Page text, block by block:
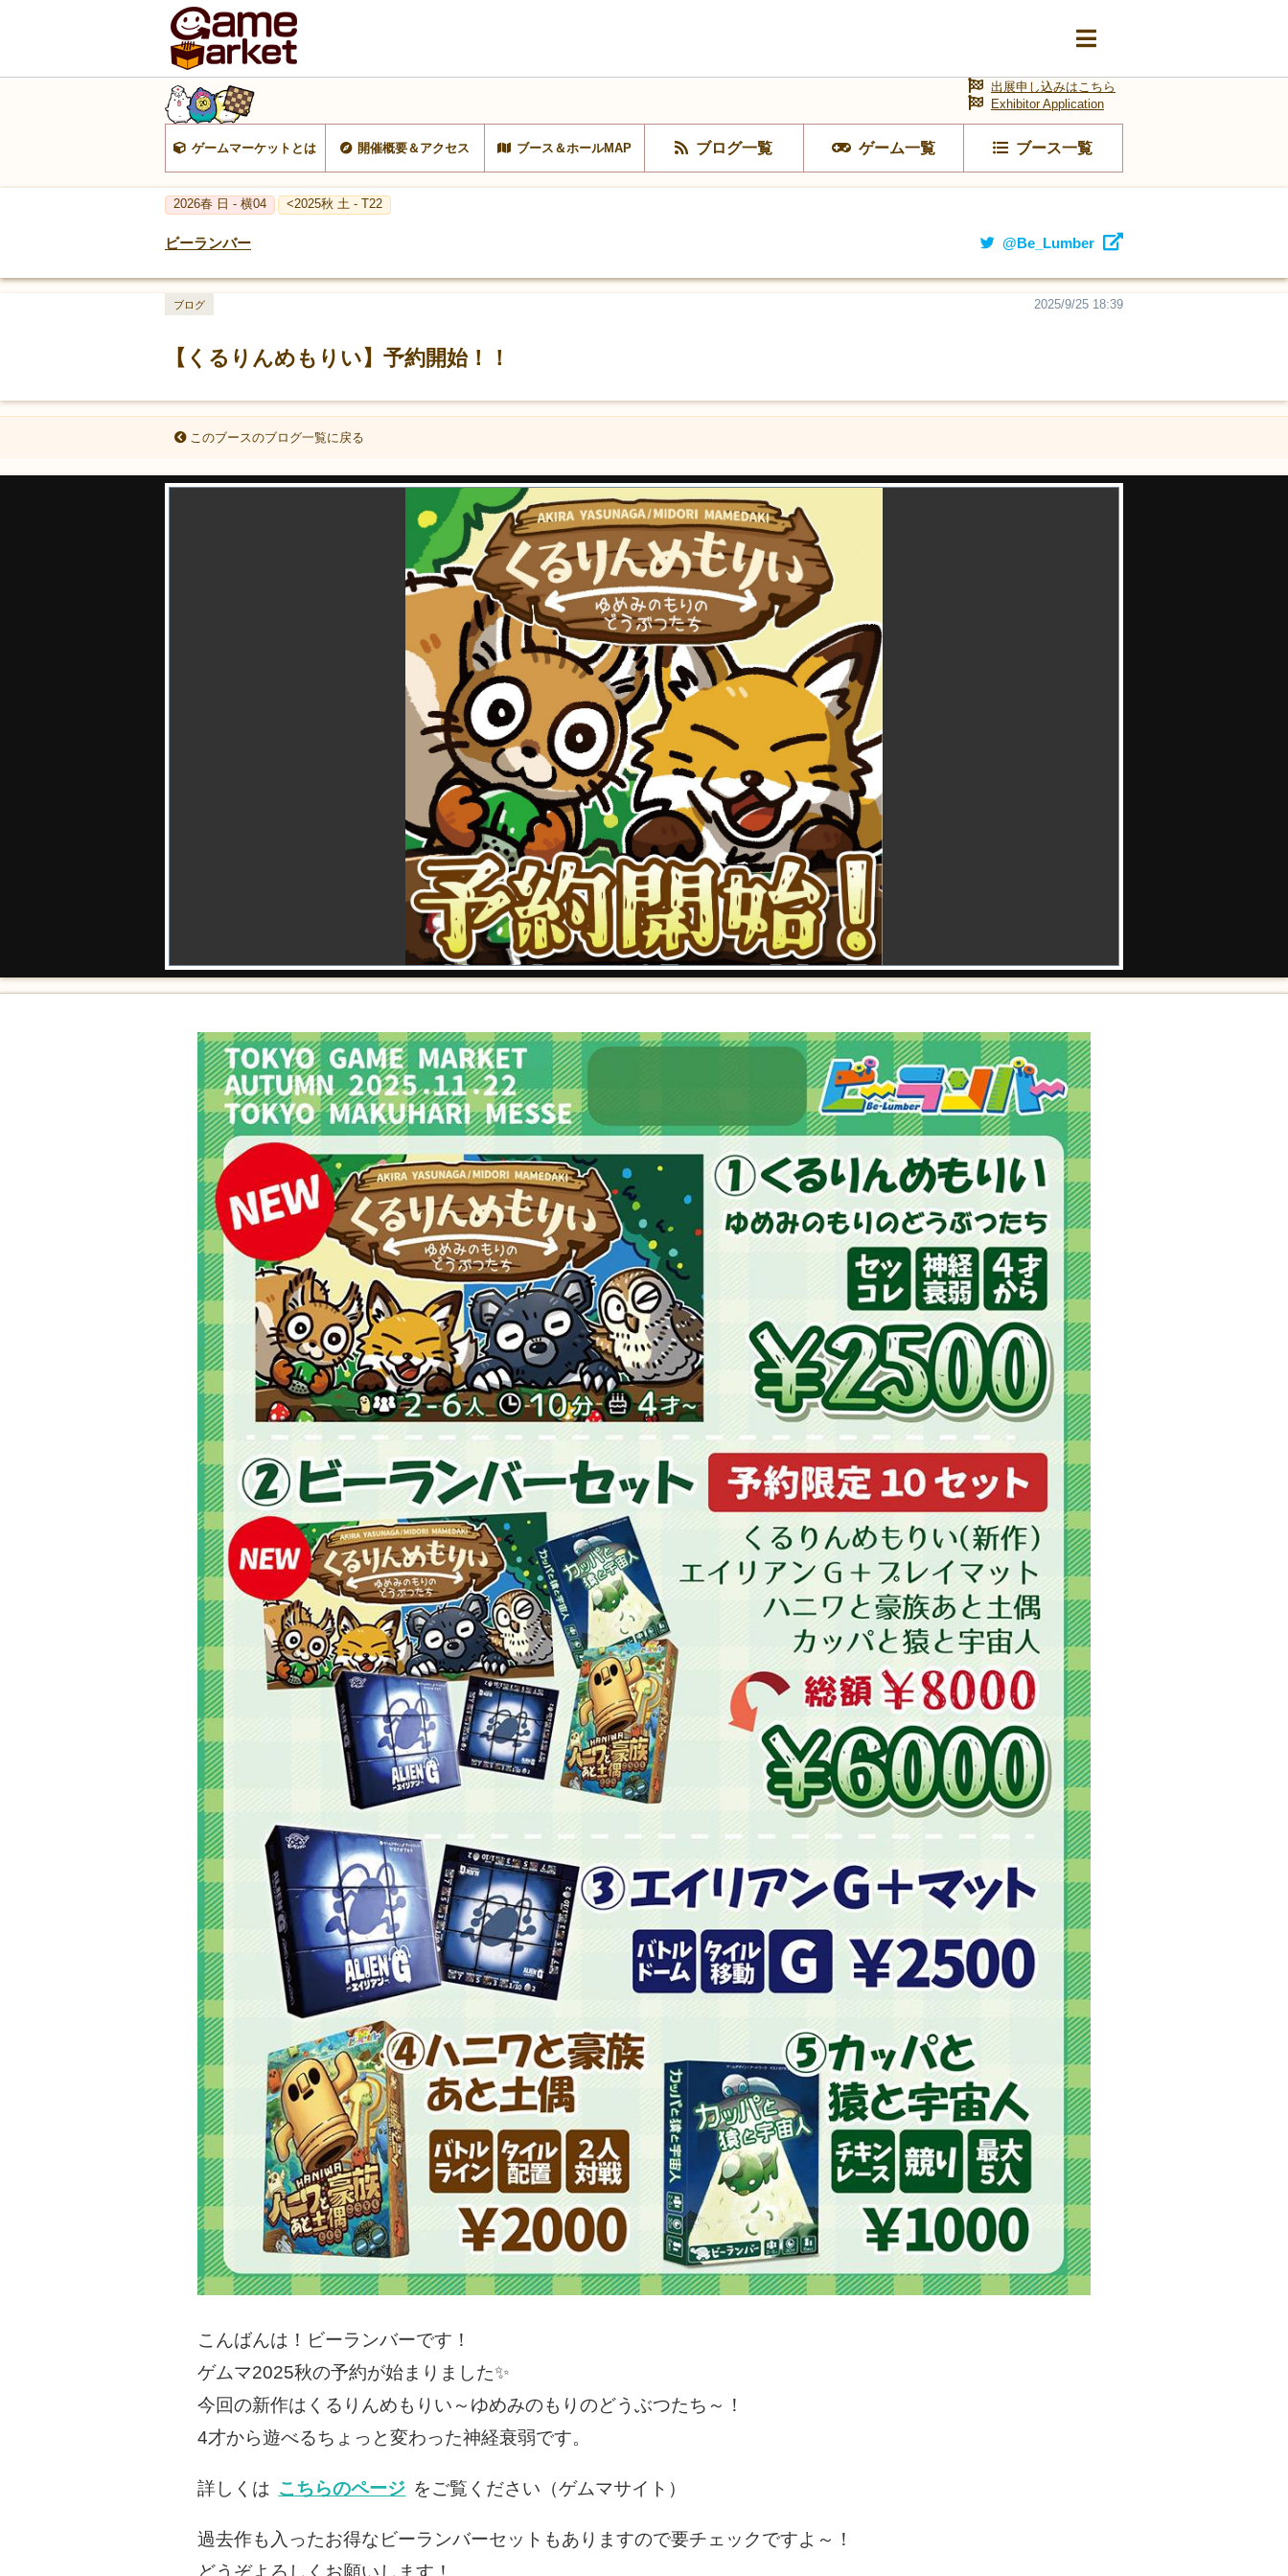
ゲームマーケットとは 開催概要＆アクセス ブース＆ホールMAP ブログ一覧 ゲーム一覧 ブース一覧
出展申し込みはこちら
Exhibitor Application
2026春 日 - 横04 <2025秋 土 - T22
ビーランバー @Be_Lumber
【くるりんめもりい】予約開始！！
2025/9/25 18:39
ブログ
このブースのブログ一覧に戻る
こんばんは！ビーランバーです！
ゲムマ2025秋の予約が始まりました✨
今回の新作はくるりんめもりい～ゆめみのもりのどうぶつたち～！
4才から遊べるちょっと変わった神経衰弱です。
詳しくは こちらのページ をご覧ください（ゲムマサイト）
過去作も入ったお得なビーランバーセットもありますので要チェックですよ～！